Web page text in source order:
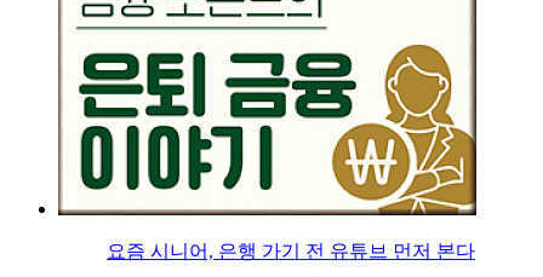
요즘 시니어, 은행 가기 전 유튜브 먼저 본다